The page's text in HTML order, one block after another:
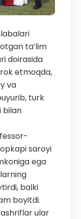
ta’lim
doirasida
etmoqda,
va
turk
bilan
saroyi
ega
balki
boyitdi.
ular